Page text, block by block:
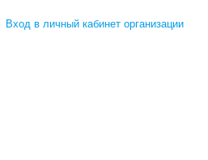
Вход в личный кабинет организации